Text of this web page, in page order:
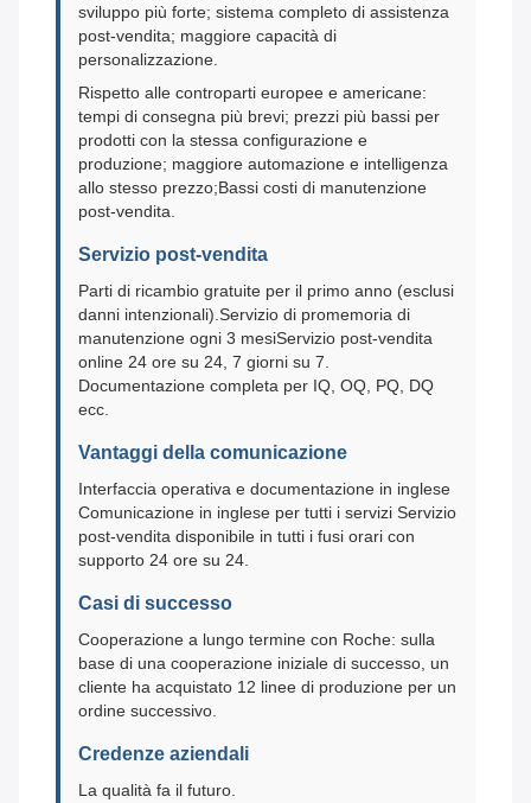
sviluppo più forte; sistema completo di assistenza
post-vendita; maggiore capacità di
personalizzazione.
Rispetto alle controparti europee e americane:
tempi di consegna più brevi; prezzi più bassi per
prodotti con la stessa configurazione e
produzione; maggiore automazione e intelligenza
allo stesso prezzo;Bassi costi di manutenzione
post-vendita.
Servizio post-vendita
Parti di ricambio gratuite per il primo anno (esclusi
danni intenzionali).Servizio di promemoria di
manutenzione ogni 3 mesiServizio post-vendita
online 24 ore su 24, 7 giorni su 7.
Documentazione completa per IQ, OQ, PQ, DQ
ecc.
Vantaggi della comunicazione
Interfaccia operativa e documentazione in inglese
Comunicazione in inglese per tutti i servizi Servizio
post-vendita disponibile in tutti i fusi orari con
supporto 24 ore su 24.
Casi di successo
Cooperazione a lungo termine con Roche: sulla
base di una cooperazione iniziale di successo, un
cliente ha acquistato 12 linee di produzione per un
ordine successivo.
Credenze aziendali
La qualità fa il futuro.